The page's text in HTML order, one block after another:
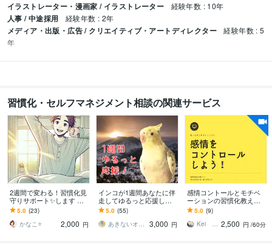
イラストレーター・漫画家 / イラストレーター 経験年数 : 10年
人事 / 中途採用 経験年数 : 2年
メディア・出版・広告 / クリエイティブ・アートディレクター
経験年数 : 5
年
習慣化・セルフマネジメント相談の関連サービス
2週間で変わる！習慣化見
守りサポート✨️します 早
起き、勉強、筋トレ、掃
除など『あなたの頑張り
を応援します』
5.0 (23)
かなこ⭐️
2,000 円
インコが1週間あなたに伴
走してゆるっと応援しま
す ダイエット、原稿、コ
コナラ活動、作業の進捗
管理やモチベ上げ！
5.0 (55)
あきないオカメインコ
3,000 円
感情コントールとモチベ
ーションの習慣化教えま
す 実績18年1800件。専門
プロコーチングが目標達
成に導きます
5.0 (9)
Kei Ishiyama 2,500 円 /60分